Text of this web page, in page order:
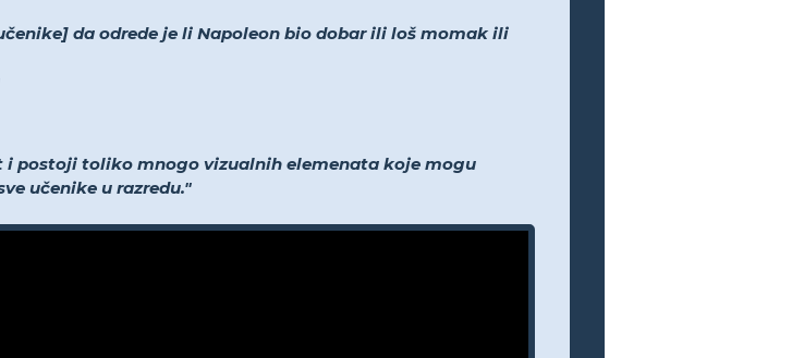
da odrede je li Napoleon bio dobar ili loš momak ili
i postoji toliko mnogo vizualnih elemenata koje mogu
učenike u razredu."